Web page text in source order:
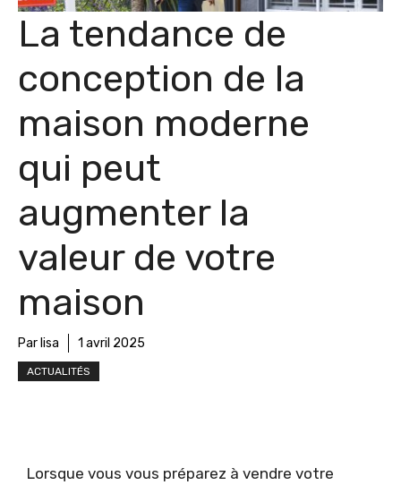
La tendance de
conception de la
maison moderne
qui peut
augmenter la
valeur de votre
maison
Par lisa 1 avril 2025
ACTUALITÉS
Lorsque vous vous préparez à vendre votre